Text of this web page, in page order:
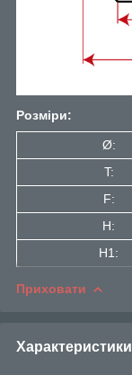
Розміри:
Ø:
T:
F:
H:
H1:
Приховати
Характеристики